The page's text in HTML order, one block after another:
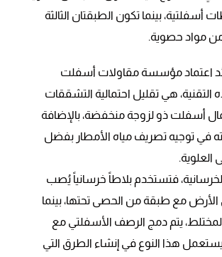
بينما تكون الطبقتان الثالثة
مواد حصوية.
اعتماد مؤسسة مقاولات أسفلت
التقنية، هي تقليل احتمالية التشققات
أسفلت ذو لزوجة منخفضة، بالإضافة
في توجيه تصريف مياه الأمطار بفضل
فتستخدم بلاطاً خرسانياً يُصب
مع طبقة من الحصى تحتها، بينما
يتم دمج الرصف الأسفلتي مع
هذا النوع في إنشاء الطرق التي